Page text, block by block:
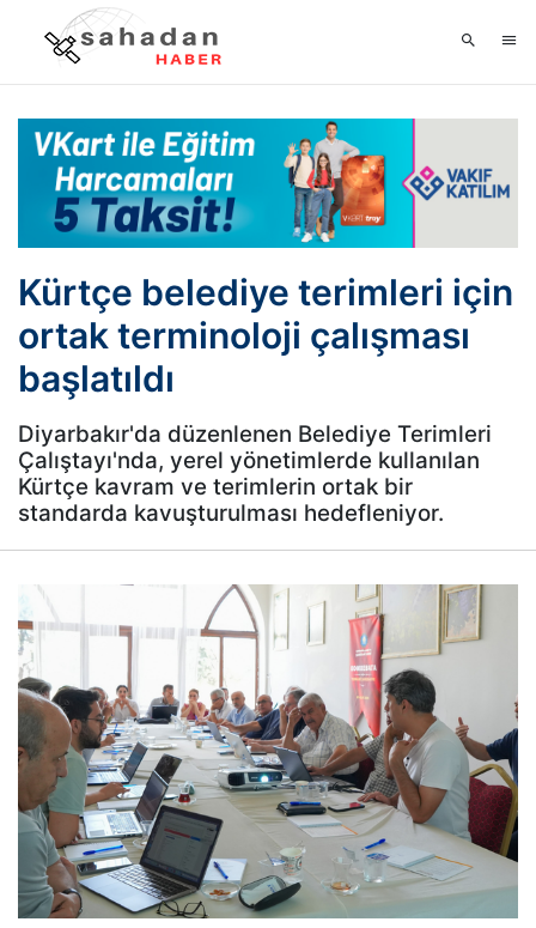
Kürtçe belediye terimleri için
ortak terminoloji çalışması
başlatıldı
Diyarbakır'da düzenlenen Belediye Terimleri
Çalıştayı'nda, yerel yönetimlerde kullanılan
Kürtçe kavram ve terimlerin ortak bir
standarda kavuşturulması hedefleniyor.